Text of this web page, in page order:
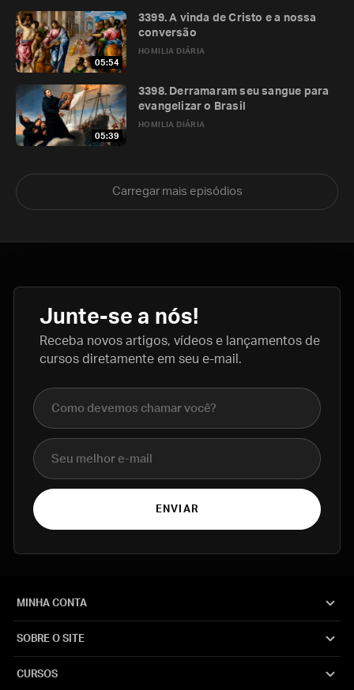
05:54
HOMILIA DIÁRIA
3399. A vinda de Cristo e a nossa
conversão
05:39
HOMILIA DIÁRIA
3398. Derramaram seu sangue para
evangelizar o Brasil
Carregar mais episódios
Junte-se a nós!
Receba novos artigos, vídeos e lançamentos de
cursos diretamente em seu e-mail.
Nome completo
E-mail
ENVIAR
MINHA CONTA
SOBRE O SITE
CURSOS